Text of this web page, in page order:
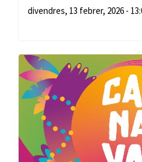
divendres, 13 febrer, 2026 -